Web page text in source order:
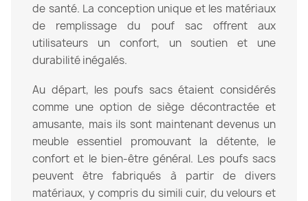
de santé. La conception unique et les matériaux
de remplissage du pouf sac offrent aux
utilisateurs un confort, un soutien et une
durabilité inégalés.
Au départ, les poufs sacs étaient considérés
comme une option de siège décontractée et
amusante, mais ils sont maintenant devenus un
meuble essentiel promouvant la détente, le
confort et le bien-être général. Les poufs sacs
peuvent être fabriqués à partir de divers
matériaux, y compris du simili cuir, du velours et